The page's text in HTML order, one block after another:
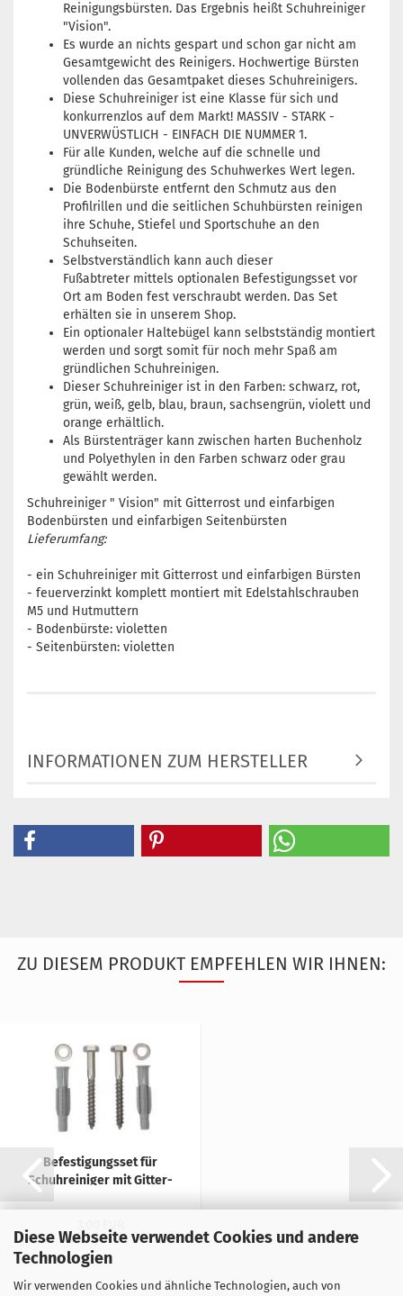
Diese Webseite verwendet Cookies und andere
Technologien
Wir verwenden Cookies und ähnliche Technologien, auch von
Reinigungsbürsten. Das Ergebnis heißt Schuhreiniger
"Vision".
Es wurde an nichts gespart und schon gar nicht am
Gesamtgewicht des Reinigers. Hochwertige Bürsten
vollenden das Gesamtpaket dieses Schuhreinigers.
Diese Schuhreiniger ist eine Klasse für sich und
konkurrenzlos auf dem Markt! MASSIV - STARK -
UNVERWÜSTLICH - EINFACH DIE NUMMER 1.
Für alle Kunden, welche auf die schnelle und
gründliche Reinigung des Schuhwerkes Wert legen.
Die Bodenbürste entfernt den Schmutz aus den
Profilrillen und die seitlichen Schuhbürsten reinigen
ihre Schuhe, Stiefel und Sportschuhe an den
Schuhseiten.
Selbstverständlich kann auch dieser
Fußabtreter mittels optionalen Befestigungsset vor
Ort am Boden fest verschraubt werden. Das Set
erhälten sie in unserem Shop.
Ein optionaler Haltebügel kann selbstständig montiert
werden und sorgt somit für noch mehr Spaß am
gründlichen Schuhreinigen.
Dieser Schuhreiniger ist in den Farben: schwarz, rot,
grün, weiß, gelb, blau, braun, sachsengrün, violett und
orange erhältlich.
Als Bürstenträger kann zwischen harten Buchenholz
und Polyethylen in den Farben schwarz oder grau
gewählt werden.
Schuhreiniger " Vision" mit Gitterrost und einfarbigen
Bodenbürsten und einfarbigen Seitenbürsten
Lieferumfang:
- ein Schuhreiniger mit Gitterrost und einfarbigen Bürsten
- feuerverzinkt komplett montiert mit Edelstahlschrauben
M5 und Hutmuttern
- Bodenbürste: violetten
- Seitenbürsten: violetten
INFORMATIONEN ZUM HERSTELLER
ZU DIESEM PRODUKT EMPFEHLEN WIR IHNEN:
Be­fes­ti­gungs­set für
Schuh­rei­ni­ger mit Git­ter­